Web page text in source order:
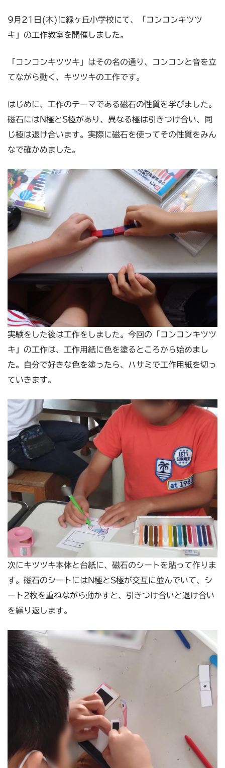
9月21日(木)に緑ヶ丘小学校にて、「コンコンキツツ
キ」の工作教室を開催しました。
「コンコンキツツキ」はその名の通り、コンコンと音を立
てながら動く、キツツキの工作です。
はじめに、工作のテーマである磁石の性質を学びました。
磁石にはN極とS極があり、異なる極は引きつけ合い、同
じ極は退け合います。実際に磁石を使ってその性質をみん
なで確かめました。
実験をした後は工作をしました。今回の「コンコンキツツ
キ」の工作は、工作用紙に色を塗るところから始めまし
た。自分で好きな色を塗ったら、ハサミで工作用紙を切っ
ていきます。
次にキツツキ本体と台紙に、磁石のシートを貼って作りま
す。磁石のシートにはN極とS極が交互に並んでいて、シ
ート2枚を重ねながら動かすと、引きつけ合いと退け合い
を繰り返します。